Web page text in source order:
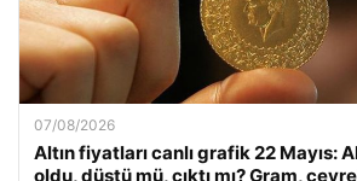
07/08/2026
Altın fiyatları canlı grafik 22 Mayıs:
oldu, düştü mü, çıktı mı? Gram,